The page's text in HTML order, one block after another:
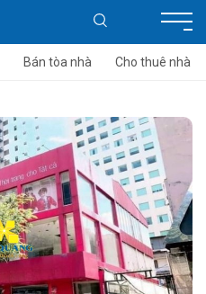
Bán tòa nhà Cho thuê nhà